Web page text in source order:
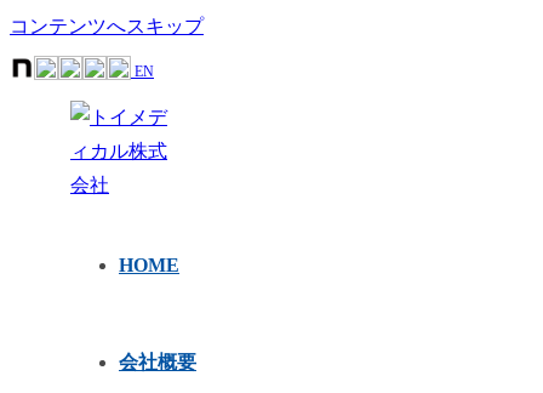
コンテンツへスキップ
EN
HOME
会社概要